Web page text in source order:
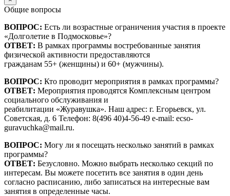
Общие вопросы
ВОПРОС: Есть ли возрастные ограничения участия в проекте
«Долголетие в Подмосковье»?
ОТВЕТ: В рамках программы востребованные занятия
физической активности предоставляются
гражданам 55+ (женщины) и 60+ (мужчины).
ВОПРОС: Кто проводит мероприятия в рамках программы?
ОТВЕТ: Мероприятия проводятся Комплексным центром
социального обслуживания и
реабилитации «Журавушка». Наш адрес: г. Егорьевск, ул.
Советская, д. 6 Телефон: 8(496 40)4-56-49 e-mail: ecso-
guravuchka@mail.ru.
ВОПРОС: Могу ли я посещать несколько занятий в рамках
программы?
ОТВЕТ: Безусловно. Можно выбрать несколько секций по
интересам. Вы можете посетить все занятия в один день
согласно расписанию, либо записаться на интересные вам
занятия в определенные часы.